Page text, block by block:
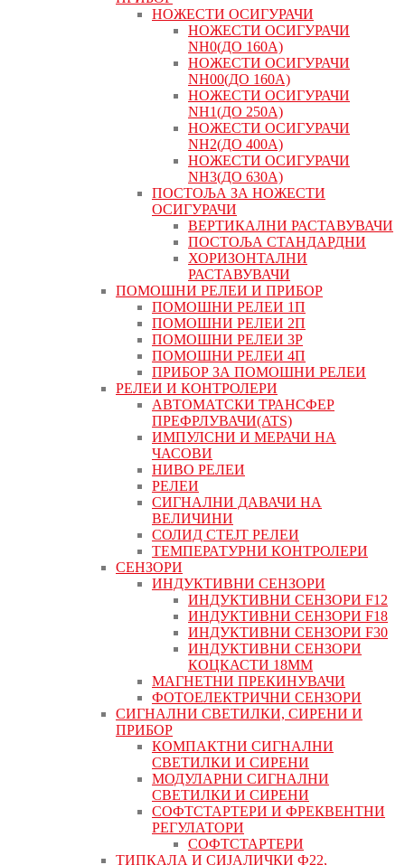
НОЖЕСТИ ОСИГУРАЧИ
НОЖЕСТИ ОСИГУРАЧИ
NH0(ДО 160А)
НОЖЕСТИ ОСИГУРАЧИ
NH00(ДО 160А)
НОЖЕСТИ ОСИГУРАЧИ
NH1(ДО 250А)
НОЖЕСТИ ОСИГУРАЧИ
NH2(ДО 400А)
НОЖЕСТИ ОСИГУРАЧИ
NH3(ДО 630А)
ПОСТОЉА ЗА НОЖЕСТИ
ОСИГУРАЧИ
ВЕРТИКАЛНИ РАСТАВУВАЧИ
ПОСТОЉА СТАНДАРДНИ
ХОРИЗОНТАЛНИ
РАСТАВУВАЧИ
ПОМОШНИ РЕЛЕИ И ПРИБОР
ПОМОШНИ РЕЛЕИ 1П
ПОМОШНИ РЕЛЕИ 2П
ПОМОШНИ РЕЛЕИ 3P
ПОМОШНИ РЕЛЕИ 4П
ПРИБОР ЗА ПОМОШНИ РЕЛЕИ
РЕЛЕИ И КОНТРОЛЕРИ
АВТОМАТСКИ ТРАНСФЕР
ПРЕФРЛУВАЧИ(ATS)
ИМПУЛСНИ И МЕРАЧИ НА
ЧАСОВИ
НИВО РЕЛЕИ
РЕЛЕИ
СИГНАЛНИ ДАВАЧИ НА
ВЕЛИЧИНИ
СОЛИД СТЕЈТ РЕЛЕИ
ТЕМПЕРАТУРНИ КОНТРОЛЕРИ
СЕНЗОРИ
ИНДУКТИВНИ СЕНЗОРИ
ИНДУКТИВНИ СЕНЗОРИ F12
ИНДУКТИВНИ СЕНЗОРИ F18
ИНДУКТИВНИ СЕНЗОРИ F30
ИНДУКТИВНИ СЕНЗОРИ
КОЦКАСТИ 18ММ
МАГНЕТНИ ПРЕКИНУВАЧИ
ФОТОЕЛЕКТРИЧНИ СЕНЗОРИ
СИГНАЛНИ СВЕТИЛКИ, СИРЕНИ И
ПРИБОР
КОМПАКТНИ СИГНАЛНИ
СВЕТИЛКИ И СИРЕНИ
МОДУЛАРНИ СИГНАЛНИ
СВЕТИЛКИ И СИРЕНИ
СОФТСТАРТЕРИ И ФРЕКВЕНТНИ
РЕГУЛАТОРИ
СОФТСТАРТЕРИ
ТИПКАЛА И СИЈАЛИЧКИ Ф22,